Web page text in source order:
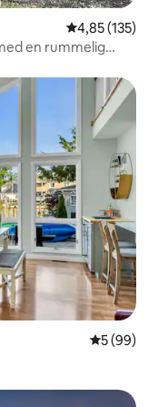
4,85 ud af 5 i
4,85 (135)
en rummelig
5 ud af 5 i
5 (99)